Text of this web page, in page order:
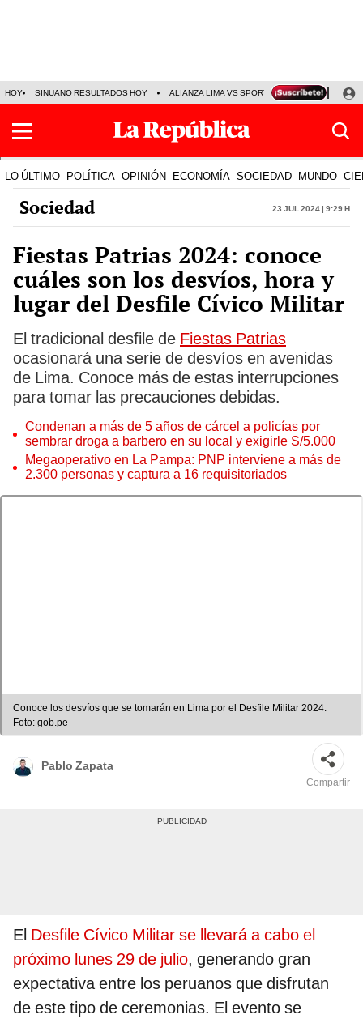
HOY SINUANO RESULTADOS HOY ALIANZA LIMA VS SPORT BOYS JORGE
LO ÚLTIMO POLÍTICA OPINIÓN ECONOMÍA SOCIEDAD MUNDO
Sociedad 23 Jul 2024 | 9:29 h
Fiestas Patrias 2024: conoce
cuáles son los desvíos, hora y
lugar del Desfile Cívico Militar
El tradicional desfile de Fiestas Patrias
ocasionará una serie de desvíos en avenidas
de Lima. Conoce más de estas interrupciones
para tomar las precauciones debidas.
Condenan a más de 5 años de cárcel a policías por
sembrar droga a barbero en su local y exigirle S/5.000
Megaoperativo en La Pampa: PNP interviene a más de
2.300 personas y captura a 16 requisitoriados
Conoce los desvíos que se tomarán en Lima por el Desfile Militar 2024.
Foto: gob.pe
Pablo Zapata
Compartir
El Desfile Cívico Militar se llevará a cabo el
próximo lunes 29 de julio, generando gran
expectativa entre los peruanos que disfrutan
de este tipo de ceremonias. El evento se